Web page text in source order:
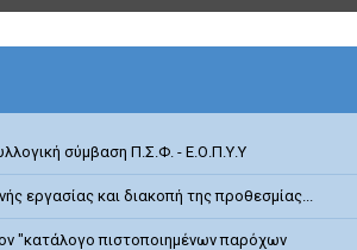
σύμβαση Π.Σ.Φ. - Ε.Ο.Π.Υ.Υ
εργασίας και διακοπή της προθεσμίας...
"κατάλογο πιστοποιημένων παρόχων